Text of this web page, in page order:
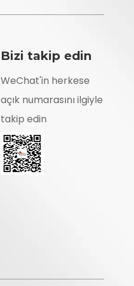
Bizi takip edin
WeChat'in herkese
açık numarasını ilgiyle
takip edin